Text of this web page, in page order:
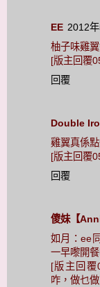
EE 2012
柚子味雞
[版主回覆
回覆
Double
雞翼真係
[版主回覆
回覆
傻妹【
如月：ee
一早嚟開
[版主回覆
咋，做乜